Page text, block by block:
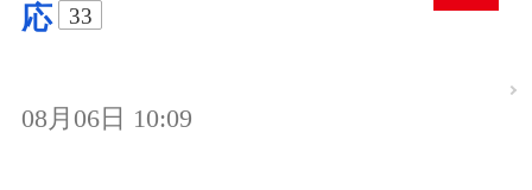
応
33
08月06日 10:09